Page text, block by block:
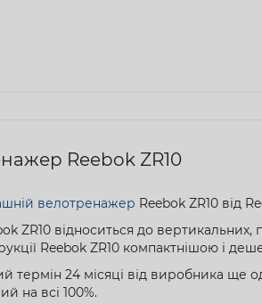
Reebok ZR10
велотренажер Reebok ZR10 від
ZR10 відноситься до вертикальних,
Reebok ZR10 компактнішою і
термін 24 місяці від виробника ще
на всі 100%.